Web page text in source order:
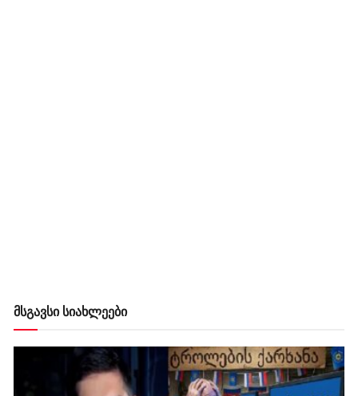
მსგავსი სიახლეები